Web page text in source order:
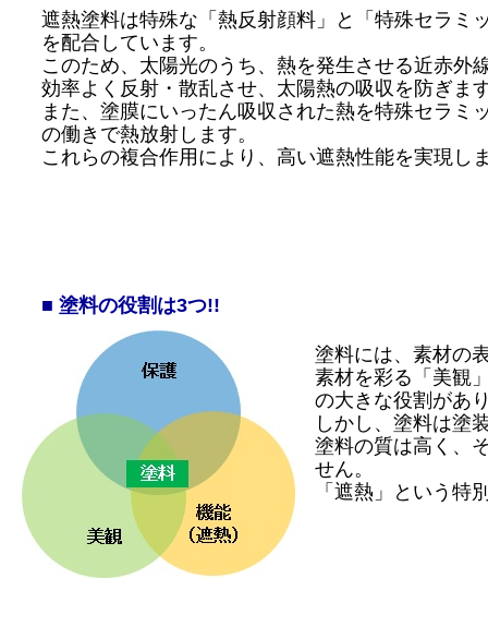
遮熱塗料は特殊な「熱反射顔料」と「特殊セラミ
を配合しています。
このため、太陽光のうち、熱を発生させる近赤外
効率よく反射・散乱させ、太陽熱の吸収を防ぎま
また、塗膜にいったん吸収された熱を特殊セラミ
の働きで熱放射します。
これらの複合作用により、高い遮熱性能を実現し
■ 塗料の役割は3つ!!
塗料には、素材の
素材を彩る「美観
の大きな役割があ
しかし、塗料は塗
塗料の質は高く、
せん。
「遮熱」という特